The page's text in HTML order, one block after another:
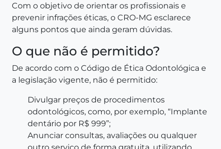
Com o objetivo de orientar os profissionais e
prevenir infrações éticas, o CRO-MG esclarece
alguns pontos que ainda geram dúvidas.
O que não é permitido?
De acordo com o Código de Ética Odontológica e
a legislação vigente, não é permitido:
Divulgar preços de procedimentos
odontológicos, como, por exemplo, “Implante
dentário por R$ 999”;
Anunciar consultas, avaliações ou qualquer